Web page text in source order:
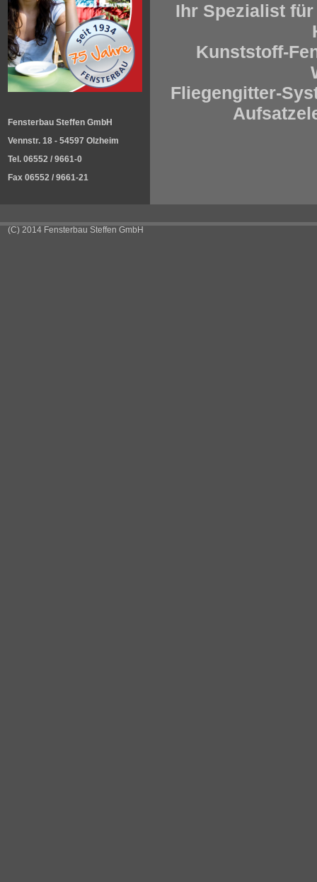
Fensterbau Steffen GmbH
Vennstr. 18 - 54597 Olzheim
Tel. 06552 / 9661-0
Fax 06552 / 9661-21
Ihr Spezialist
Kunststoff-
Fliegengitter-
(C) 2014 Fensterbau Steffen GmbH